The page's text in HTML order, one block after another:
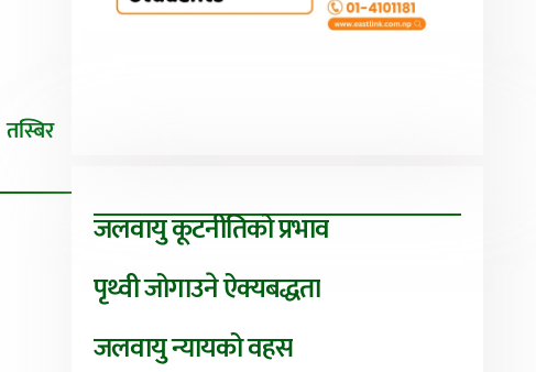
तस्बिर
जलवायु कूटनीतिको प्रभाव
पृथ्वी जोगाउने ऐक्यबद्धता
जलवायु न्यायको वहस